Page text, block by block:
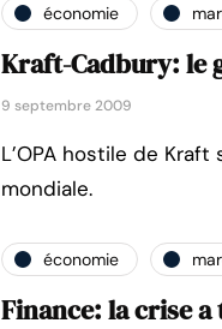
économie
Kraft-Cadbury: le
9 septembre 2009
L’OPA hostile de
mondiale.
économie
Finance: la crise